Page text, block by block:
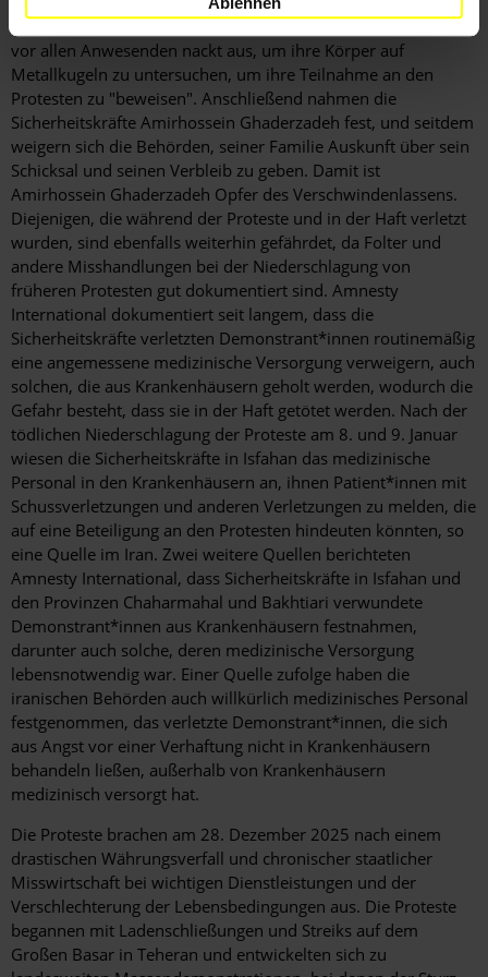
seine beiden Schwestern, von denen eine erst 14 Jahre alt ist,
vor allen Anwesenden nackt aus, um ihre Körper auf
Metallkugeln zu untersuchen, um ihre Teilnahme an den
Protesten zu "beweisen". Anschließend nahmen die
Sicherheitskräfte Amirhossein Ghaderzadeh fest, und seitdem
weigern sich die Behörden, seiner Familie Auskunft über sein
Schicksal und seinen Verbleib zu geben. Damit ist
Amirhossein Ghaderzadeh Opfer des Verschwindenlassens.
Diejenigen, die während der Proteste und in der Haft verletzt
wurden, sind ebenfalls weiterhin gefährdet, da Folter und
andere Misshandlungen bei der Niederschlagung von
früheren Protesten gut dokumentiert sind. Amnesty
International dokumentiert seit langem, dass die
Sicherheitskräfte verletzten Demonstrant*innen routinemäßig
eine angemessene medizinische Versorgung verweigern, auch
solchen, die aus Krankenhäusern geholt werden, wodurch die
Gefahr besteht, dass sie in der Haft getötet werden. Nach der
tödlichen Niederschlagung der Proteste am 8. und 9. Januar
wiesen die Sicherheitskräfte in Isfahan das medizinische
Personal in den Krankenhäusern an, ihnen Patient*innen mit
Schussverletzungen und anderen Verletzungen zu melden, die
auf eine Beteiligung an den Protesten hindeuten könnten, so
eine Quelle im Iran. Zwei weitere Quellen berichteten
Amnesty International, dass Sicherheitskräfte in Isfahan und
den Provinzen Chaharmahal und Bakhtiari verwundete
Demonstrant*innen aus Krankenhäusern festnahmen,
darunter auch solche, deren medizinische Versorgung
lebensnotwendig war. Einer Quelle zufolge haben die
iranischen Behörden auch willkürlich medizinisches Personal
festgenommen, das verletzte Demonstrant*innen, die sich
aus Angst vor einer Verhaftung nicht in Krankenhäusern
behandeln ließen, außerhalb von Krankenhäusern
medizinisch versorgt hat.
Die Proteste brachen am 28. Dezember 2025 nach einem
drastischen Währungsverfall und chronischer staatlicher
Misswirtschaft bei wichtigen Dienstleistungen und der
Verschlechterung der Lebensbedingungen aus. Die Proteste
begannen mit Ladenschließungen und Streiks auf dem
Großen Basar in Teheran und entwickelten sich zu